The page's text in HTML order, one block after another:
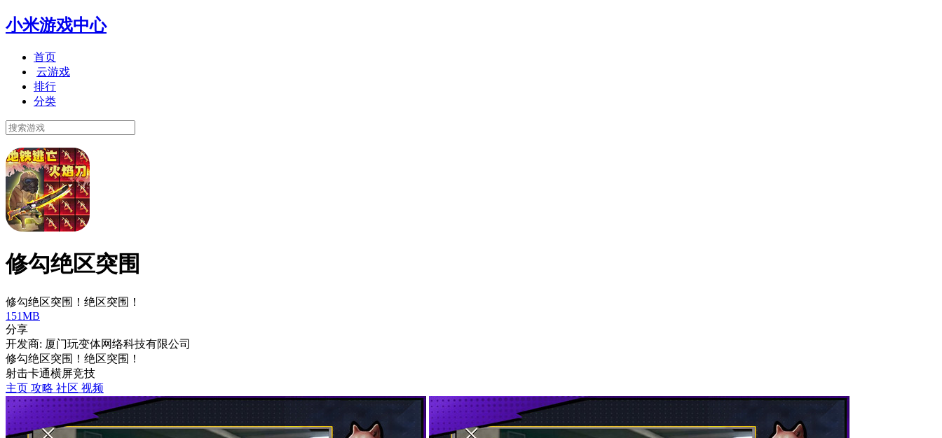
小米游戏中心
首页
云游戏
排行
分类
修勾绝区突围
修勾绝区突围！绝区突围！
151MB
分享
开发商: 厦门玩变体网络科技有限公司
修勾绝区突围！绝区突围！
射击卡通横屏竞技
主页 攻略 社区 视频